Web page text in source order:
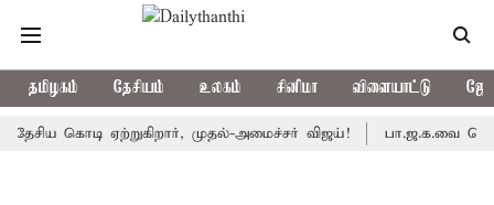
தமிழகம் தேசியம் உலகம் சினிமா விளையாட்டு
ஏற்றுகிறார், முதல்-அமைச்சர் விஜய்! பா.ஜ.க.வை